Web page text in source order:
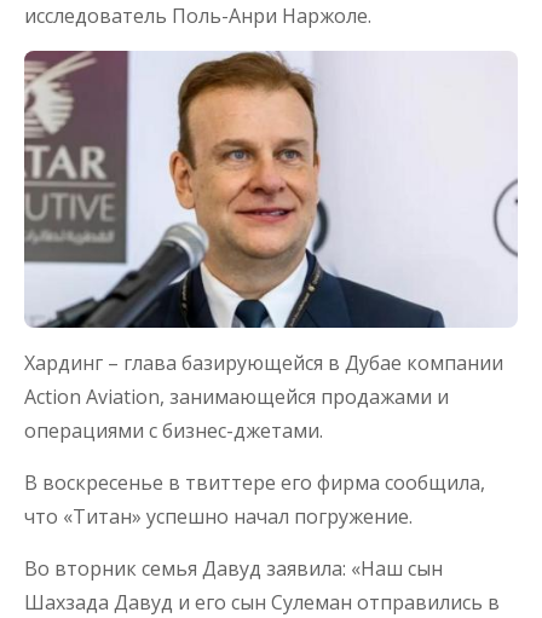
исследователь Поль-Анри Наржоле.
Хардинг – глава базирующейся в Дубае компании
Action Aviation, занимающейся продажами и
операциями с бизнес-джетами.
В воскресенье в твиттере его фирма сообщила,
что «Титан» успешно начал погружение.
Во вторник семья Давуд заявила: «Наш сын
Шахзада Давуд и его сын Сулеман отправились в